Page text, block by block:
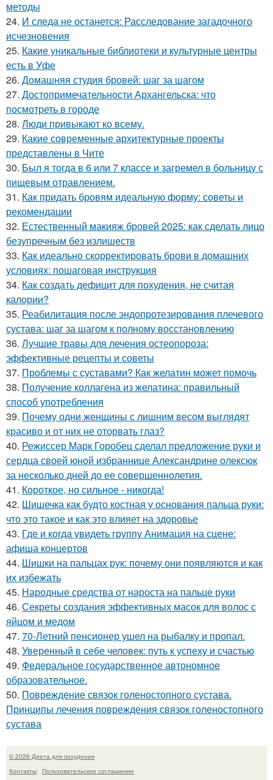
методы
24. И следа не останется: Расследование загадочного
исчезновения
25. Какие уникальные библиотеки и культурные центры
есть в Уфе
26. Домашняя студия бровей: шаг за шагом
27. Достопримечательности Архангельска: что
посмотреть в городе
28. Люди привыкают ко всему.
29. Какие современные архитектурные проекты
представлены в Чите
30. Был я тогда в 6 или 7 классе и загремел в больницу с
пищевым отравлением.
31. Как придать бровям идеальную форму: советы и
рекомендации
32. Естественный макияж бровей 2025: как сделать лицо
безупречным без излишеств
33. Как идеально скорректировать брови в домашних
условиях: пошаговая инструкция
34. Как создать дефицит для похудения, не считая
калории?
35. Реабилитация после эндопротезирования плечевого
сустава: шаг за шагом к полному восстановлению
36. Лучшие травы для лечения остеопороза:
эффективные рецепты и советы
37. Проблемы с суставами? Как желатин может помочь
38. Получение коллагена из желатина: правильный
способ употребления
39. Почему одни женщины с лишним весом выглядят
красиво и от них не оторвать глаз?
40. Режиссер Марк Горобец сделал предложение руки и
сердца своей юной избраннице Александрине олексюк
за несколько дней до ее совершеннолетия.
41. Короткое, но сильное - никогда!
42. Шишечка как будто костная у основания пальца руки:
что это такое и как это влияет на здоровье
43. Где и когда увидеть группу Анимация на сцене:
афиша концертов
44. Шишки на пальцах рук: почему они появляются и как
их избежать
45. Народные средства от нароста на пальце руки
46. Секреты создания эффективных масок для волос с
яйцом и медом
47. 70-Летний пенсионер ушел на рыбалку и пропал.
48. Уверенный в себе человек: путь к успеху и счастью
49. Федеральное государственное автономное
образовательное.
50. Повреждение связок голеностопного сустава.
Принципы лечения повреждения связок голеностопного
сустава
© 2026 Диета для похудения
Контакты
Пользовательское соглашение